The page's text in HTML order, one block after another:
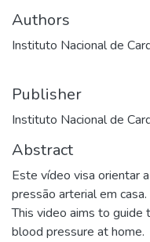
Authors
Instituto Nacional de
Publisher
Instituto Nacional de
Abstract
Este vídeo visa orientar
pressão arterial em casa.
This video aims to
blood pressure at home.